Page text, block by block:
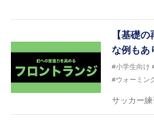
を派遣している。
さらには講演会や
に講師を派遣する
「一人一人の健康
として掲げ、世の
からサポートし、
生きと」生きる
【基礎
な例もあ
#小学生向け
#ウォーミン
サッカー